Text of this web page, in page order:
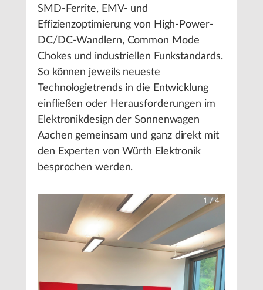
SMD-Ferrite, EMV- und
Effizienzoptimierung von High-Power-
DC/DC-Wandlern, Common Mode
Chokes und industriellen Funkstandards.
So können jeweils neueste
Technologietrends in die Entwicklung
einfließen oder Herausforderungen im
Elektronikdesign der Sonnenwagen
Aachen gemeinsam und ganz direkt mit
den Experten von Würth Elektronik
besprochen werden.
1 /4